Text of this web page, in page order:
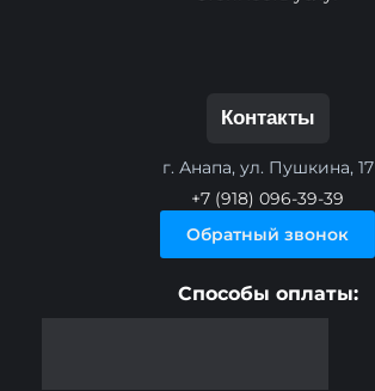
Контакты
г. Анапа, ул. Пушкина, 17
+7 (918) 096-39-39
Обратный звонок
Способы оплаты: